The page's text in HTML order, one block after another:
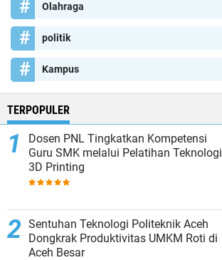
Olahraga
politik
Kampus
TERPOPULER
Dosen PNL Tingkatkan Kompetensi
Guru SMK melalui Pelatihan Teknologi
3D Printing
Sentuhan Teknologi Politeknik Aceh
Dongkrak Produktivitas UMKM Roti di
Aceh Besar